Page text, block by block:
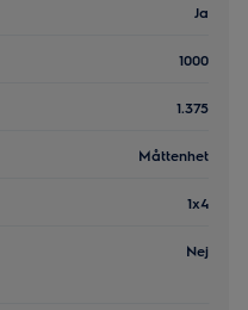
Ja
1000
1.375
Måttenhet
1x4
Nej